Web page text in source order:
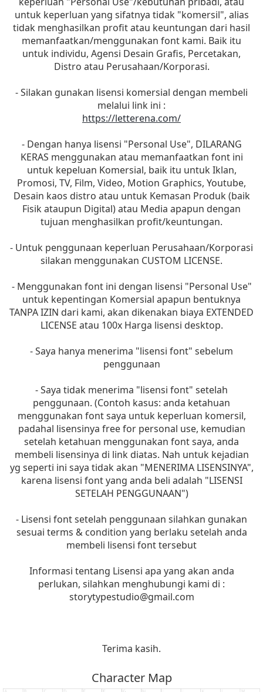
untuk keperluan yang sifatnya tidak "komersil", alias
tidak menghasilkan profit atau keuntungan dari hasil
memanfaatkan/menggunakan font kami. Baik itu
untuk individu, Agensi Desain Grafis, Percetakan,
Distro atau Perusahaan/Korporasi.
- Silakan gunakan lisensi komersial dengan membeli
melalui link ini :
https://letterena.com/
- Dengan hanya lisensi "Personal Use", DILARANG
KERAS menggunakan atau memanfaatkan font ini
untuk kepeluan Komersial, baik itu untuk Iklan,
Promosi, TV, Film, Video, Motion Graphics, Youtube,
Desain kaos distro atau untuk Kemasan Produk (baik
Fisik ataupun Digital) atau Media apapun dengan
tujuan menghasilkan profit/keuntungan.
- Untuk penggunaan keperluan Perusahaan/Korporasi
silakan menggunakan CUSTOM LICENSE.
- Menggunakan font ini dengan lisensi "Personal Use"
untuk kepentingan Komersial apapun bentuknya
TANPA IZIN dari kami, akan dikenakan biaya EXTENDED
LICENSE atau 100x Harga lisensi desktop.
- Saya hanya menerima "lisensi font" sebelum
penggunaan
- Saya tidak menerima "lisensi font" setelah
penggunaan. (Contoh kasus: anda ketahuan
menggunakan font saya untuk keperluan komersil,
padahal lisensinya free for personal use, kemudian
setelah ketahuan menggunakan font saya, anda
membeli lisensinya di link diatas. Nah untuk kejadian
yg seperti ini saya tidak akan "MENERIMA LISENSINYA",
karena lisensi font yang anda beli adalah "LISENSI
SETELAH PENGGUNAAN")
- Lisensi font setelah penggunaan silahkan gunakan
sesuai terms & condition yang berlaku setelah anda
membeli lisensi font tersebut
Informasi tentang Lisensi apa yang akan anda
perlukan, silahkan menghubungi kami di :
storytypestudio@gmail.com
Terima kasih.
Character Map